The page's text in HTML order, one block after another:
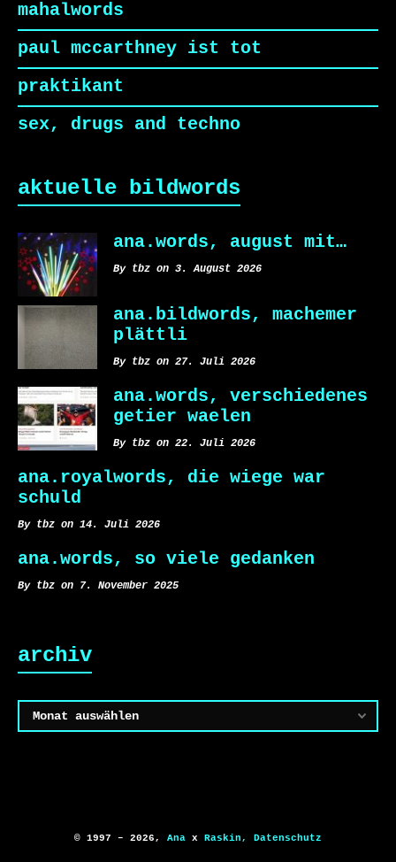
mahalwords
paul mccarthney ist tot
praktikant
sex, drugs and techno
aktuelle bildwords
ana.words, august mit…
By tbz on 3. August 2026
ana.bildwords, machemer
plättli
By tbz on 27. Juli 2026
ana.words, verschiedenes
getier waelen
By tbz on 22. Juli 2026
ana.royalwords, die wiege war
schuld
By tbz on 14. Juli 2026
ana.words, so viele gedanken
By tbz on 7. November 2025
archiv
Archiv
© 1997 – 2026, Ana x Raskin, Datenschutz